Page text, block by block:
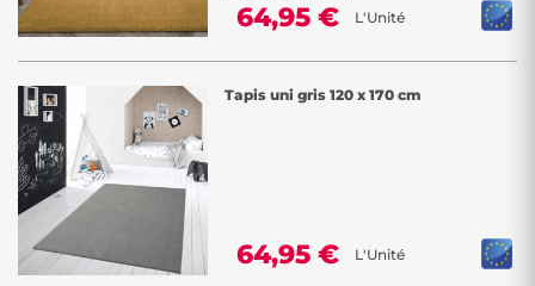
64,95 € L'Unité
Tapis uni gris 120 x 170 cm
64,95 € L'Unité